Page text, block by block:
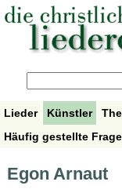
Lieder Künstler
Häufig gestellte
Egon Arnaut